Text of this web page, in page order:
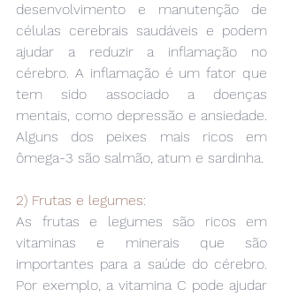
desenvolvimento e manutenção de
células cerebrais saudáveis e podem
ajudar a reduzir a inflamação no
cérebro. A inflamação é um fator que
tem sido associado a doenças
mentais, como depressão e ansiedade.
Alguns dos peixes mais ricos em
ômega-3 são salmão, atum e sardinha.
2) Frutas e legumes:
As frutas e legumes são ricos em
vitaminas e minerais que são
importantes para a saúde do cérebro.
Por exemplo, a vitamina C pode ajudar